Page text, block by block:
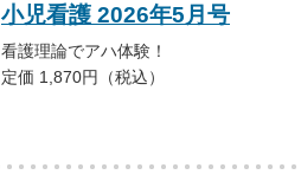
小児看護 2026年5月号
看護理論でアハ体験！
定価 1,870円（税込）